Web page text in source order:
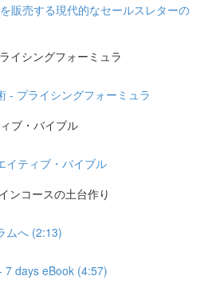
販売する現代的なセールスレターの
イシングフォーミュラ
- プライシングフォーミュラ
ブ・バイブル
イティブ・バイブル
ンコースの土台作り
ムへ (2:13)
7 days eBook (4:57)